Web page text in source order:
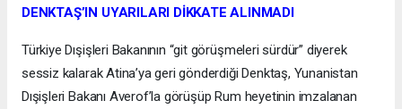
DENKTAŞ’IN UYARILARI DİKKATE ALINMADI
Türkiye Dışişleri Bakanının “git görüşmeleri sürdür” diyerek
sessiz kalarak Atina’ya geri gönderdiği Denktaş, Yunanistan
Dışişleri Bakanı Averof’la görüşüp Rum heyetinin imzalanan